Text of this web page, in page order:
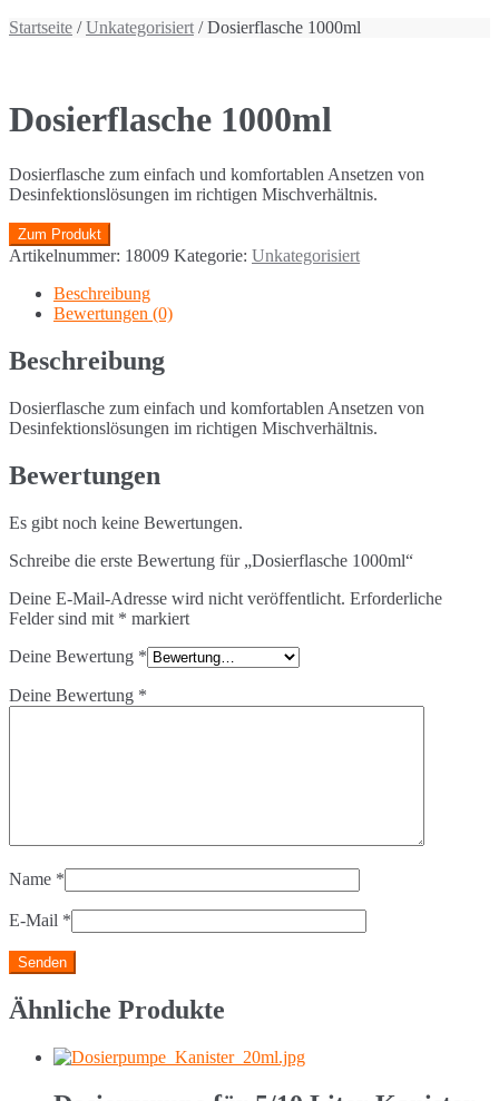
Startseite /Unkategorisiert / Dosierflasche 1000ml
Dosierflasche 1000ml
Dosierflasche zum einfach und komfortablen Ansetzen von
Desinfektionslösungen im richtigen Mischverhältnis.
Zum Produkt
Artikelnummer: 18009 Kategorie: Unkategorisiert
Beschreibung
Bewertungen (0)
Beschreibung
Dosierflasche zum einfach und komfortablen Ansetzen von
Desinfektionslösungen im richtigen Mischverhältnis.
Bewertungen
Es gibt noch keine Bewertungen.
Schreibe die erste Bewertung für „Dosierflasche 1000ml“
Deine E-Mail-Adresse wird nicht veröffentlicht. Erforderliche
Felder sind mit * markiert
Deine Bewertung *
Deine Bewertung *
Name *
E-Mail *
Ähnliche Produkte